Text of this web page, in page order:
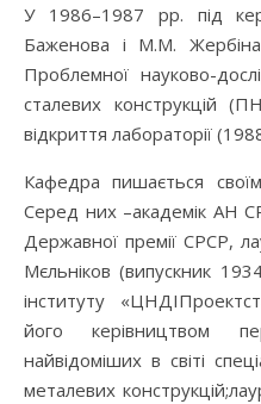
У 1986–1987 pp. під
Баженова і М.М.
Проблемної науково-
сталевих конструкцій
відкриття лабораторії
Кафедра пишається
Серед них –академік АН
Державної премії СРСР,
Мєльніков (випускник
інституту
його керівництвом
найвідоміших в світі
металевих